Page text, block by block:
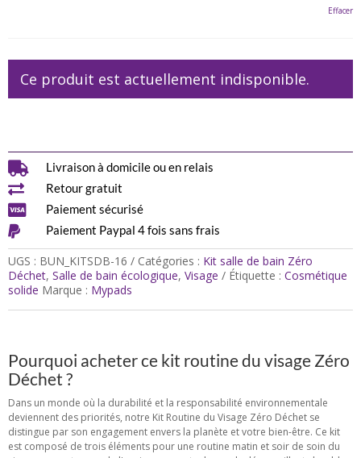
Effacer
Ce produit est actuellement indisponible.
 Livraison à domicile ou en relais
 Retour gratuit
 Paiement sécurisé
 Paiement Paypal 4 fois sans frais
UGS : BUN_KITSDB-16 Catégories : Kit salle de bain Zéro
Déchet, Salle de bain écologique, Visage Étiquette : Cosmétique
solide Marque : Mypads
Pourquoi acheter ce kit routine du visage Zéro
Déchet ?
Dans un monde où la durabilité et la responsabilité environnementale
deviennent des priorités, notre Kit Routine du Visage Zéro Déchet se
distingue par son engagement envers la planète et votre bien-être. Ce kit
est composé de trois éléments pour une routine matin et soir de soin du